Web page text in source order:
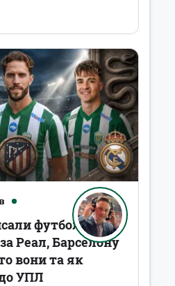
футболістів,
Реал, Барселону
вони та як
УПЛ